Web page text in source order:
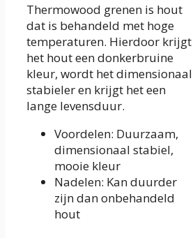
Thermowood grenen is hout
dat is behandeld met hoge
temperaturen. Hierdoor krijgt
het hout een donkerbruine
kleur, wordt het dimensionaal
stabieler en krijgt het een
lange levensduur.
Voordelen: Duurzaam,
dimensionaal stabiel,
mooie kleur
Nadelen: Kan duurder
zijn dan onbehandeld
hout